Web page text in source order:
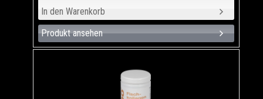
Produkt ansehen